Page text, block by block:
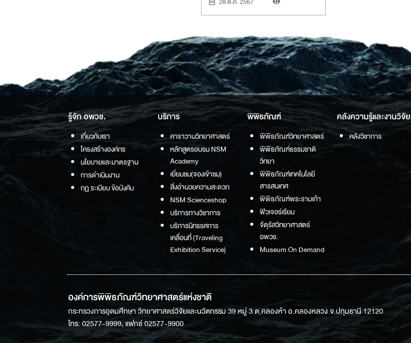
ศูนย์และเศรษฐกิจหมุนเวียน” หรือ
รู้จัก อพวช.
เกี่ยวกับเรา
โครงสร้างองค์กร
นโยบายและมาตรฐาน
การดำเนินงาน
กฏ ระเบียบ ข้อบังคับ
บริการ
คาราวานวิทยาศาสตร์
หลักสูตรอบรม NSM
Academy
เยี่ยมชม(จองเข้าชม)
สิ่งอำนวยความสะดวก
NSM Scienceshop
บริการทางวิชาการ
บริการนิทรรศการ
เคลื่อนที่ (Traveling
Exhibition Service)
พิพิธภัณฑ์
พิพิธภัณฑ์วิทยาศาสตร์
พิพิธภัณฑ์ธรรมชาติ
วิทยา
พิพิธภัณฑ์เทคโนโลยี
สารสนเทศ
พิพิธภัณฑ์พระรามเก้า
ฟิวเจอร์เรียม
จัตุรัสวิทยาศาสตร์
อพวช.
Museum On Demand
คลังความรู้และงานวิจัย
คลังวิชาการ
องค์การพิพิธภัณฑ์วิทยาศาสตร์แห่งชาติ
กระทรวงการอุดมศึกษา วิทยาศาสตร์วิจัยและนวัตกรรม 39 หมู่ 3 ต.คลองห้า อ.คลองหลวง จ.ปทุมธานี 12120
โทร: 02577-9999, แฟกซ์ 02577-9900